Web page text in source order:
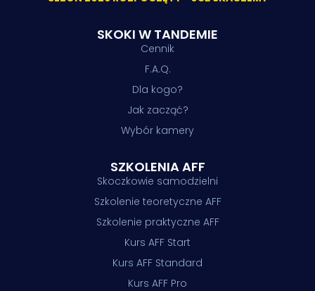
SKOKI W TANDEMIE
Cennik
F.A.Q.
Dla kogo?
Jak zacząć?
Wybór kamery
SZKOLENIA AFF
Skoczkowie samodzielni
Szkolenie teoretyczne AFF
Szkolenie praktyczne AFF
Kurs AFF Start
Kurs AFF Standard
Kurs AFF Pro